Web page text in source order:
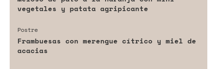
vegetales y patata agripicante
Postre
Frambuesas con merengue cítrico y miel de
acacias